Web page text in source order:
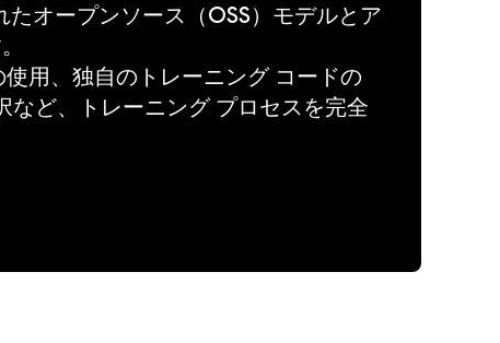
オープンソース（OSS）モデルとア
用、独自のトレーニング コードの
ど、トレーニング プロセスを完全